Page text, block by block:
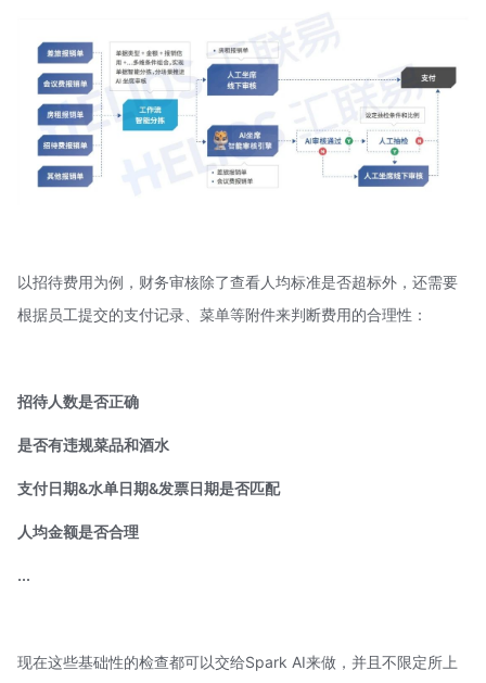
以招待费用为例，财务审核除了查看人均标准是否超标外，还需要
根据员工提交的支付记录、菜单等附件来判断费用的合理性：
招待人数是否正确
是否有违规菜品和酒水
支付日期&水单日期&发票日期是否匹配
人均金额是否合理
...
现在这些基础性的检查都可以交给Spark AI来做，并且不限定所上